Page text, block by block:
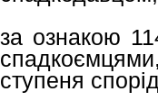
за ознакою
ступеня